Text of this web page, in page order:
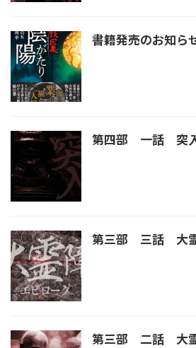
書籍発売のお知ら
第四部 一話 突
第三部 三話 大
第三部 二話 大